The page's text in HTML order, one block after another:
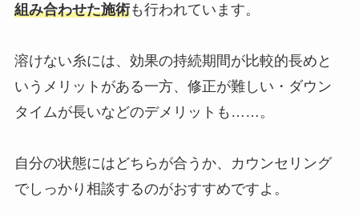
組み合わせた施術も行われています。
溶けない糸には、効果の持続期間が比較的長めと
いうメリットがある一方、修正が難しい・ダウン
タイムが長いなどのデメリットも……。
自分の状態にはどちらが合うか、カウンセリング
でしっかり相談するのがおすすめですよ。